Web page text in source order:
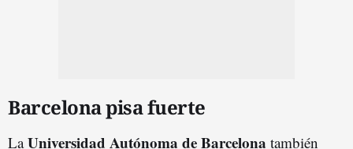
Barcelona pisa fuerte
LaUniversidad Autónoma de Barcelona también